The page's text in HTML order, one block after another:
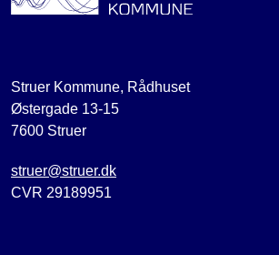
Struer Kommune, Rådhuset
Østergade 13-15
7600 Struer
struer@struer.dk
CVR 29189951